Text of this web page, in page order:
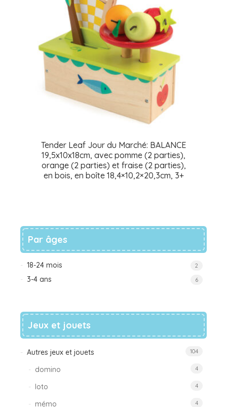
Tender Leaf Jour du Marché: BALANCE
19,5x10x18cm, avec pomme (2 parties),
orange (2 parties) et fraise (2 parties),
en bois, en boîte 18,4×10,2×20,3cm, 3+
Par âges
18-24 mois 2
3-4 ans 6
Jeux et jouets
Autres jeux et jouets 104
domino 4
loto 4
mémo 4